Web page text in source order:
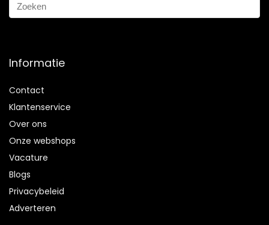
Informatie
Contact
Klantenservice
Over ons
Onze webshops
Vacature
Blogs
Privacybeleid
Adverteren